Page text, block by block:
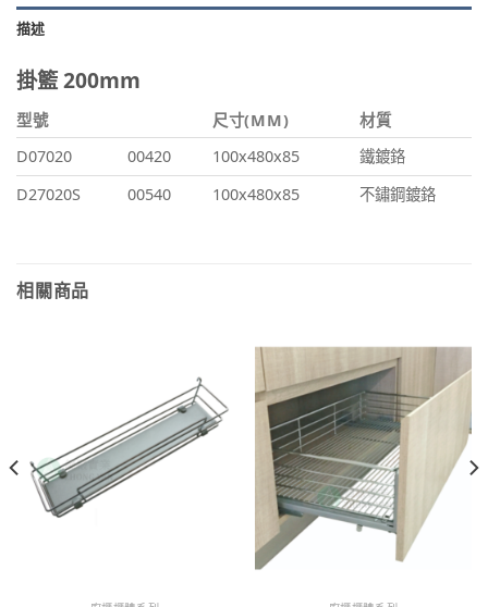
描述
掛籃 200mm
型號 尺寸(MM)
材質
D07020
00420 100x480x85
鐵鍍鉻
D27020S
00540 100x480x85 不鏽鋼鍍鉻
相關商品